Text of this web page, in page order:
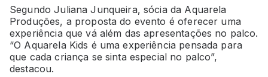
Segundo Juliana Junqueira, sócia da Aquarela
Produções, a proposta do evento é oferecer uma
experiência que vá além das apresentações no palco.
“O Aquarela Kids é uma experiência pensada para
que cada criança se sinta especial no palco”,
destacou.